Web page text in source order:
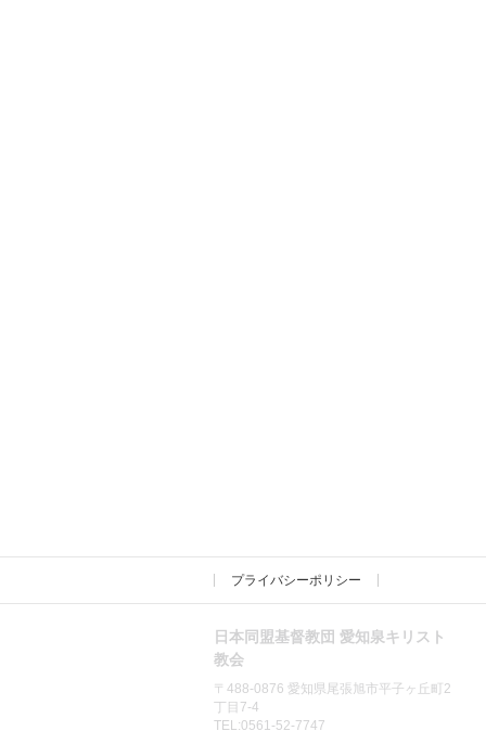
プライバシーポリシー
日本同盟基督教団 愛知泉キリスト
教会
〒488-0876 愛知県尾張旭市平子ヶ丘町2
丁目7-4
TEL:0561-52-7747